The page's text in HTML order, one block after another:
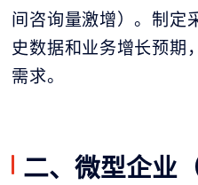
间咨询量激增）。制定
史数据和业务增长预期
需求。
二、微型企业